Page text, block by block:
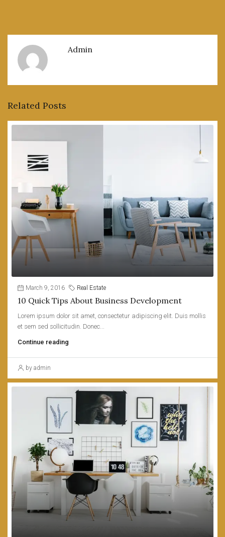
Admin
Related Posts
March 9, 2016 Real Estate
10 Quick Tips About Business Development
Lorem ipsum dolor sit amet, consectetur adipiscing elit. Duis mollis
et sem sed sollicitudin. Donec...
Continue reading
by admin